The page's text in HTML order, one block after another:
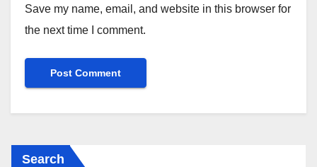
Save my name, email, and website in this browser for
the next time I comment.
Search